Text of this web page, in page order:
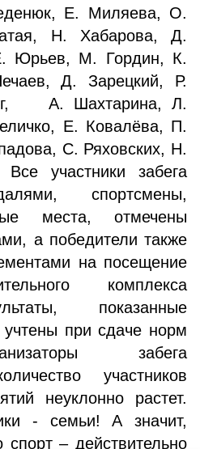
Е. Миляева, О.
Н. Хабарова, Д.
Юрьев, М. Гордин, К.
Д. Зарецкий, Р.
А. Шахтарина, Л.
Е. Ковалёва, П.
С. Ряховских, Н.
участники забега
спортсмены,
места, отмечены
а победители также
на посещение
комплекса
показанные
учтены при сдаче норм
забега
участников
неуклонно растет.
- семьи! А значит,
спорт – действительно